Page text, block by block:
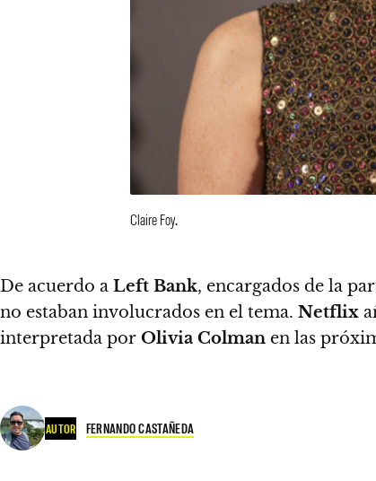
Claire Foy.
De acuerdo a Left Bank, encargados de la
no estaban involucrados en el tema. Netflix
interpretada por Olivia Colman en las
AUTOR FERNANDO CASTAÑEDA